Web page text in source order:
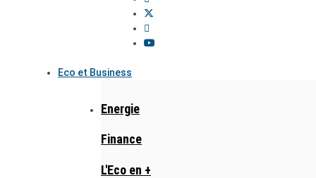
Eco et Business
Energie
Finance
L'Eco en +